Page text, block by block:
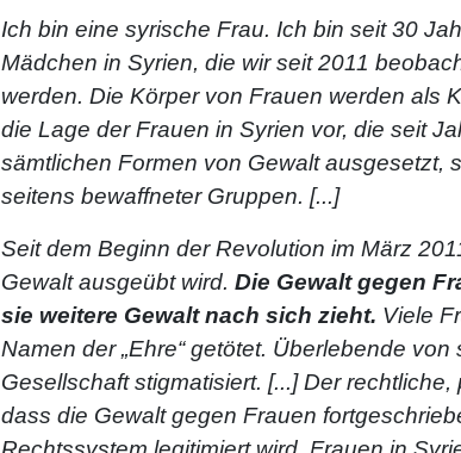
Ich bin eine syrische Frau. Ich bin seit 30
Mädchen in Syrien, die wir seit 2011
werden. Die Körper von Frauen werden als
die Lage der Frauen in Syrien vor, die seit
sämtlichen Formen von Gewalt ausgesetzt,
seitens bewaffneter Gruppen. [...]
Seit dem Beginn der Revolution im März
Gewalt ausgeübt wird. Die Gewalt gegen
sie weitere Gewalt nach sich zieht. Viele
Namen der „Ehre“ getötet. Überlebende
Gesellschaft stigmatisiert. [...] Der
dass die Gewalt gegen Frauen